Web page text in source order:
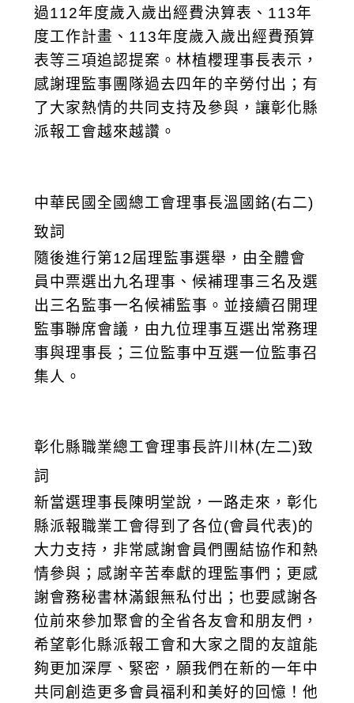
過112年度歲入歲出經費決算表、113年
度工作計畫、113年度歲入歲出經費預算
表等三項追認提案。林植櫻理事長表示，
感謝理監事團隊過去四年的辛勞付出；有
了大家熱情的共同支持及參與，讓彰化縣
派報工會越來越讚。
中華民國全國總工會理事長溫國銘(右二)
致詞
隨後進行第12屆理監事選舉，由全體會
員中票選出九名理事、候補理事三名及選
出三名監事一名候補監事。並接續召開理
監事聯席會議，由九位理事互選出常務理
事與理事長；三位監事中互選一位監事召
集人。
彰化縣職業總工會理事長許川林(左二)致
詞
新當選理事長陳明堂說，一路走來，彰化
縣派報職業工會得到了各位(會員代表)的
大力支持，非常感謝會員們團結協作和熱
情參與；感謝辛苦奉獻的理監事們；更感
謝會務秘書林滿銀無私付出；也要感謝各
位前來參加聚會的全省各友會和朋友們，
希望彰化縣派報工會和大家之間的友誼能
夠更加深厚、緊密，願我們在新的一年中
共同創造更多會員福利和美好的回憶！他